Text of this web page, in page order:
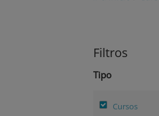
Filtros
Tipo
Cursos